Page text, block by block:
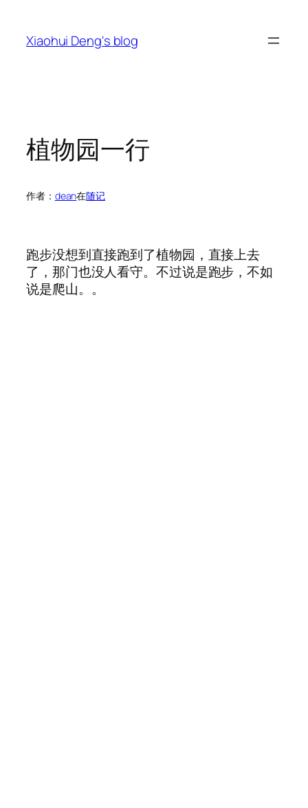
Xiaohui Deng's blog
植物园一行
作者： dean在随记
跑步没想到直接跑到了植物园，直接上去
了，那门也没人看守。不过说是跑步，不如
说是爬山。。